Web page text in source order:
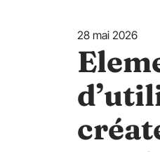
28 mai 2026